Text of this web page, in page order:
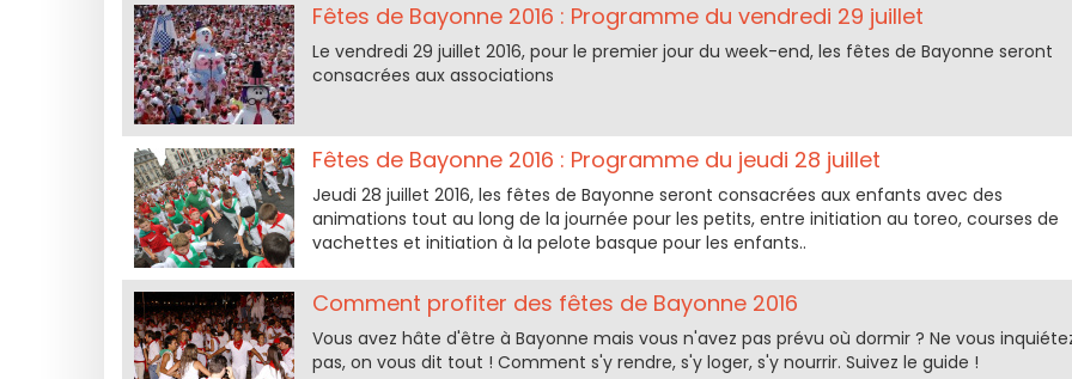
Fêtes de Bayonne 2016 : Programme du vendredi 29 juillet
Le vendredi 29 juillet 2016, pour le premier jour du week-end, les fêtes de Bayonne seront
consacrées aux associations
Fêtes de Bayonne 2016 : Programme du jeudi 28 juillet
Jeudi 28 juillet 2016, les fêtes de Bayonne seront consacrées aux enfants avec des
animations tout au long de la journée pour les petits, entre initiation au toreo, courses de
vachettes et initiation à la pelote basque pour les enfants..
Comment profiter des fêtes de Bayonne 2016
Vous avez hâte d'être à Bayonne mais vous n'avez pas prévu où dormir ? Ne vous
pas, on vous dit tout ! Comment s'y rendre, s'y loger, s'y nourrir. Suivez le guide !